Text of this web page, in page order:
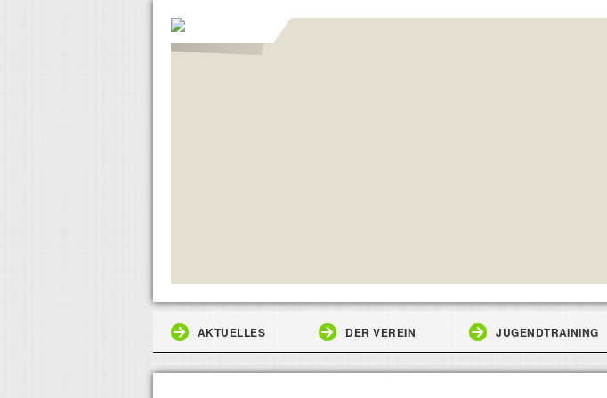
AKTUELLES DER VEREIN JUGENDTRAINING